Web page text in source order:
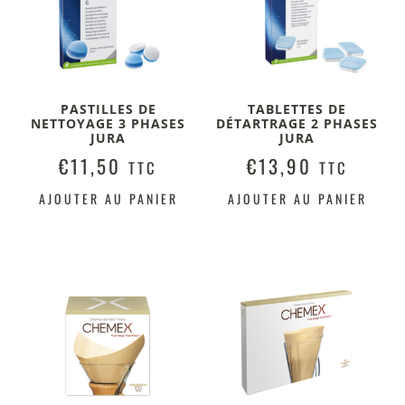
PASTILLES DE
NETTOYAGE 3 PHASES
JURA
€11,50 TTC
AJOUTER AU PANIER
TABLETTES DE
DÉTARTRAGE 2 PHASES
JURA
€13,90 TTC
AJOUTER AU PANIER